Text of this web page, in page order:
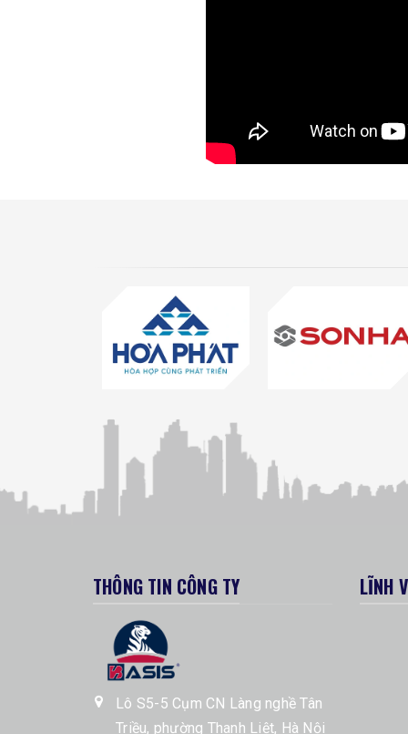
THÔNG TIN CÔNG TY
Lô S5-5 Cụm CN Làng nghề Tân
Triều, phường Thanh Liệt, Hà Nội
LĨNH